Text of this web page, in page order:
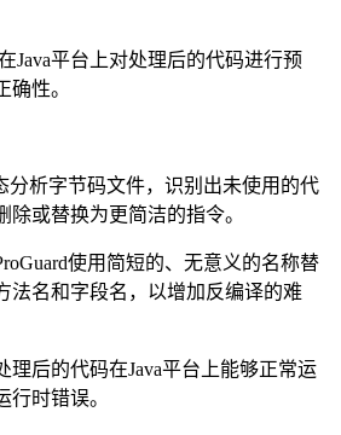
Java平台上对处理后的代码进行预
确性。
分析字节码文件，识别出未使用的代
除或替换为更简洁的指令。
使用简短的、无意义的名称替
法名和字段名，以增加反编译的难
理后的代码在Java平台上能够正常运
行时错误。